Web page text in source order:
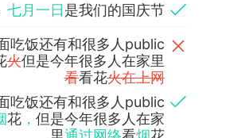
七月一日是我们的国庆节。
吃饭还有和很多人public
火但是今年很多人在家里
看看花火在上网
吃饭还有和很多人public
花， 但是今年很多人在家